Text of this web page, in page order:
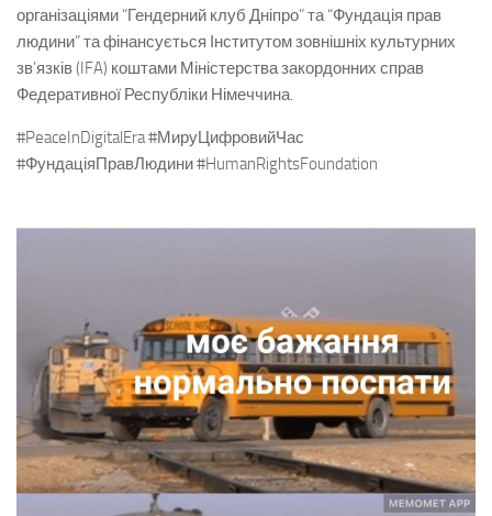
організаціями “Гендерний клуб Дніпро” та “Фундація прав
людини” та фінансується Інститутом зовнішніх культурних
зв’язків (IFA) коштами Міністерства закордонних справ
Федеративної Республіки Німеччина.
#PeaceInDigitalEra #МируЦифровийЧас
#ФундаціяПравЛюдини #HumanRightsFoundation